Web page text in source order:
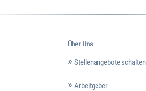
Über Uns
Stellenangebote schalten
Arbeitgeber